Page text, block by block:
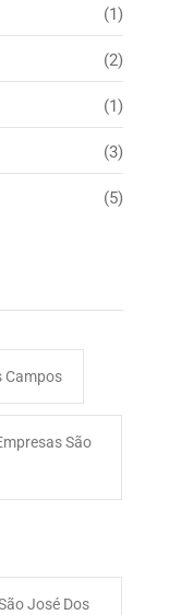
(1)
(2)
(1)
(3)
(5)
Campos
São
José Dos